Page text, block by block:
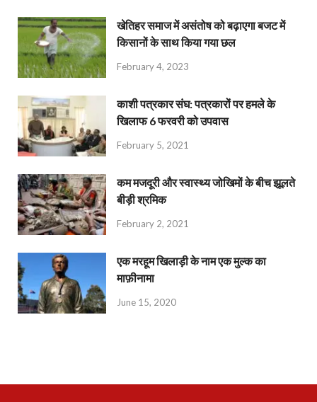
खेतिहर समाज में असंतोष को बढ़ाएगा बजट में
किसानों के साथ किया गया छल
February 4, 2023
काशी पत्रकार संघ: पत्रकारों पर हमले के
खिलाफ 6 फरवरी को उपवास
February 5, 2021
कम मजदूरी और स्वास्थ्य जोखिमों के बीच झूलते
बीड़ी श्रमिक
February 2, 2021
एक मरहूम खिलाड़ी के नाम एक मुल्क का
माफ़ीनामा
June 15, 2020